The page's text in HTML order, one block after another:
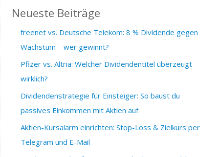
Neueste Beiträge
freenet vs. Deutsche Telekom: 8 % Dividende gegen
Wachstum – wer gewinnt?
Pfizer vs. Altria: Welcher Dividendentitel überzeugt
wirklich?
Dividendenstrategie für Einsteiger: So baust du
passives Einkommen mit Aktien auf
Aktien-Kursalarm einrichten: Stop-Loss & Zielkurs per
Telegram und E-Mail